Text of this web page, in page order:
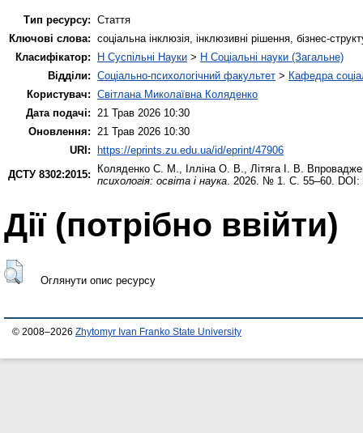
Тип ресурсу: Стаття
Ключові слова: соціальна інклюзія, інклюзивні рішення, бізнес-
Класифікатор:
H Суспільні Науки > H Соціальні науки (Загальне)
Відділи: Соціально-психологічний факультет > Кафедра
Користувач: Світлана Миколаївна Коляденко
Дата подачі: 21 Трав 2026 10:30
Оновлення: 21 Трав 2026 10:30
URI:
https://eprints.zu.edu.ua/id/eprint/47906
ДСТУ 8302:2015:
Коляденко С. М., Ілліна О. В., Літяга І. В.
психологія: освіта і наука. 2026. № 1. С. 55–60. DOI:
Дії ​​(потрібно ввійти)
Оглянути опис ресурсу
© 2008–2026 Zhytomyr Ivan Franko State University